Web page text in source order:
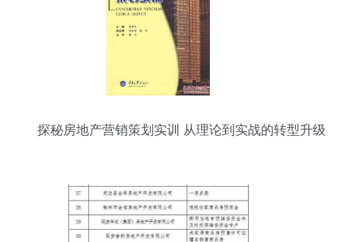
探秘房地产营销策划实训 从理论到实战的转型升级